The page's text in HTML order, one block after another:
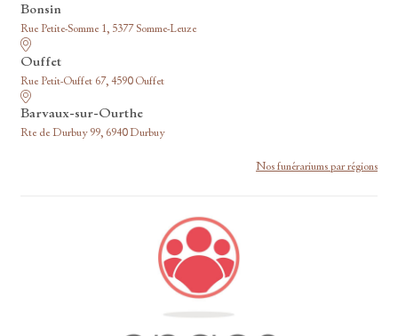
Bonsin
Rue Petite-Somme 1, 5377 Somme-Leuze
Ouffet
Rue Petit-Ouffet 67, 4590 Ouffet
Barvaux-sur-Ourthe
Rte de Durbuy 99, 6940 Durbuy
Nos funérariums par régions